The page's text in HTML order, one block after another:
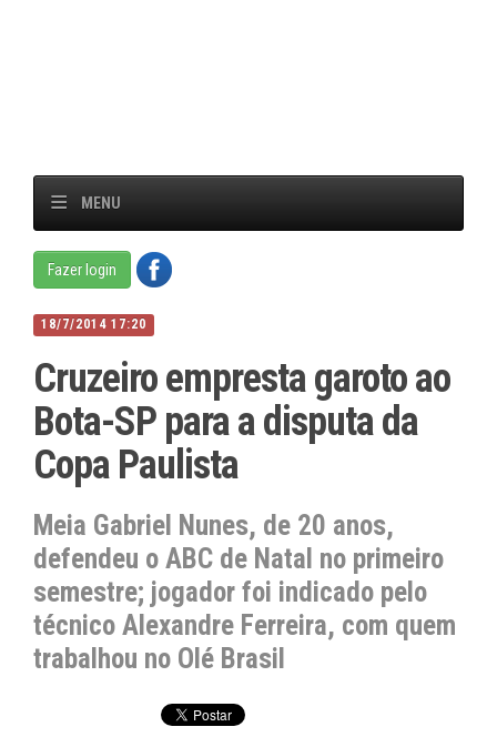
MENU
Fazer login
18/7/2014 17:20
Cruzeiro empresta garoto ao
Bota-SP para a disputa da
Copa Paulista
Meia Gabriel Nunes, de 20 anos,
defendeu o ABC de Natal no primeiro
semestre; jogador foi indicado pelo
técnico Alexandre Ferreira, com quem
trabalhou no Olé Brasil